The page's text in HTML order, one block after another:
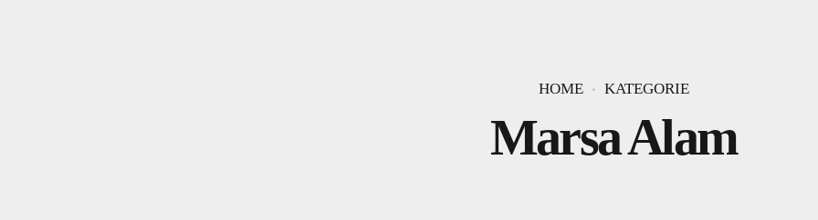
HOME KATEGORIE
Marsa Alam